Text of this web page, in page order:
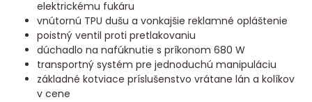
elektrickému fukáru
vnútornú TPU dušu a vonkajšie reklamné opláštenie
poistný ventil proti pretlakovaniu
dúchadlo na nafúknutie s príkonom 680 W
transportný systém pre jednoduchú manipuláciu
základné kotviace príslušenstvo vrátane lán a kolíkov
v cene